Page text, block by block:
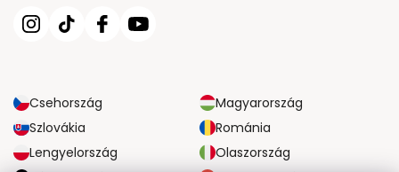
Csehország
Magyarország
Szlovákia
Románia
Lengyelország
Olaszország